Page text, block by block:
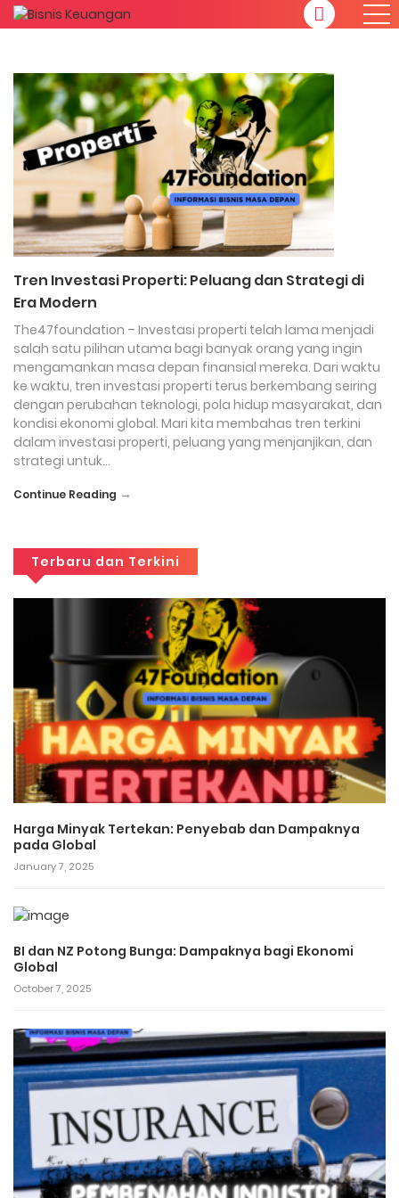
Tren Investasi Properti: Peluang dan Strategi di
Era Modern
The47foundation – Investasi properti telah lama menjadi
salah satu pilihan utama bagi banyak orang yang ingin
mengamankan masa depan finansial mereka. Dari waktu
ke waktu, tren investasi properti terus berkembang seiring
dengan perubahan teknologi, pola hidup masyarakat, dan
kondisi ekonomi global. Mari kita membahas tren terkini
dalam investasi properti, peluang yang menjanjikan, dan
strategi untuk…
Continue Reading →
Terbaru dan Terkini
Harga Minyak Tertekan: Penyebab dan Dampaknya
pada Global
January 7, 2025
BI dan NZ Potong Bunga: Dampaknya bagi Ekonomi
Global
October 7, 2025